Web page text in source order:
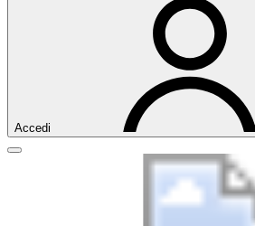
Accedi